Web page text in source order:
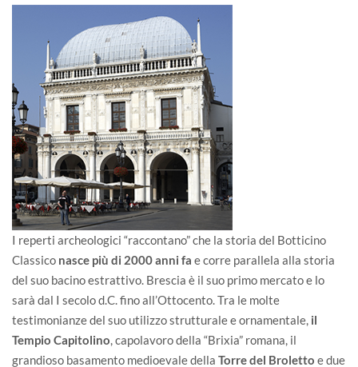
I reperti archeologici “raccontano” che la storia del Botticino
Classico nasce più di 2000 anni fa e corre parallela alla storia
del suo bacino estrattivo. Brescia è il suo primo mercato e lo
sarà dal I secolo d.C. fino all’Ottocento. Tra le molte
testimonianze del suo utilizzo strutturale e ornamentale, il
Tempio Capitolino, capolavoro della “Brixia” romana, il
grandioso basamento medioevale della Torre del Broletto e due